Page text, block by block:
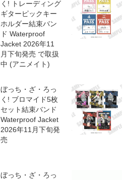
く! トレーディング
ギターピックキー
ホルダー結束バン
ド Waterproof
Jacket 2026年11
月下旬発売 で取扱
中 (アニメイト)
ぼっち・ざ・ろっ
く! ブロマイド5枚
セット結束バンド
Waterproof Jacket
2026年11月下旬発
売
ぼっち・ざ・ろっ